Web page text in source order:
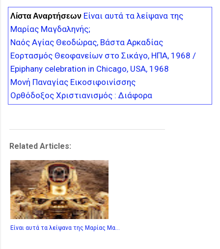
Λίστα Αναρτήσεων Είναι αυτά τα λείψανα της
Μαρίας Μαγδαληνής;
Ναός Αγίας Θεοδώρας, Βάστα Αρκαδίας
Εορτασμός Θεοφανείων στο Σικάγο, ΗΠΑ, 1968 /
Epiphany celebration in Chicago, USA, 1968
Μονή Παναγίας Εικοσιφοινίσσης
Ορθόδοξος Χριστιανισμός : Διάφορα
Related Articles:
Είναι αυτά τα λείψανα της Μαρίας Μα...